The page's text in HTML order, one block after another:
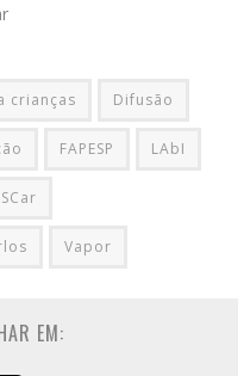
crianças Difusão
FAPESP LAbI
Vapor
EM: